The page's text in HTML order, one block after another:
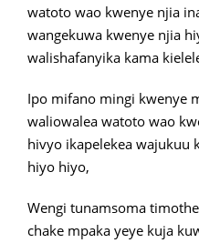
watoto wao kwenye njia
wangekuwa kwenye njia
walishafanyika kama
Ipo mifano mingi kwenye
waliowalea watoto wao
hivyo ikapelekea wajukuu
hiyo hiyo,
Wengi tunamsoma
chake mpaka yeye kuja